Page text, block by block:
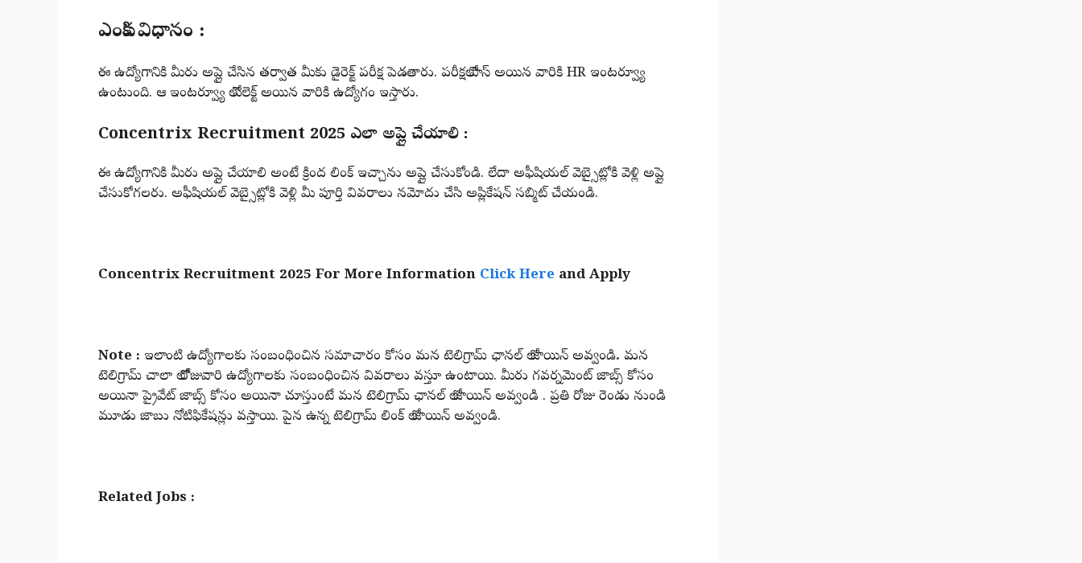
ఎంపిక విధానం :
ఈ ఉద్యోగానికి మీరు అప్లై చేసిన తర్వాత మీకు డైరెక్ట్ పరీక్ష పెడతారు. పరీక్షలో పాస్ అయిన వారికి HR ఇంటర్వ్యూ
ఉంటుంది. ఆ ఇంటర్వ్యూ లో సెలెక్ట్ అయిన వారికి ఉద్యోగం ఇస్తారు.
Concentrix Recruitment 2025 ఎలా అప్లై చేయాలి :
ఈ ఉద్యోగానికి మీరు అప్లై చేయాలి అంటే క్రింద లింక్ ఇచ్చాను అప్లై చేసుకోండి. లేదా అఫీషియల్ వెబ్సైట్లోకి వెళ్లి అప్లై
చేసుకోగలరు. అఫీషియల్ వెబ్సైట్లోకి వెళ్లి మీ పూర్తి వివరాలు నమోదు చేసి అప్లికేషన్ సబ్మిట్ చేయండి.
Concentrix Recruitment 2025 For More Information Click Here and Apply
Note : ఇలాంటి ఉద్యోగాలకు సంబంధించిన సమాచారం కోసం మన టెలిగ్రామ్ ఛానల్ లో జాయిన్ అవ్వండి. మన
టెలిగ్రామ్ చాలా లో రోజువారి ఉద్యోగాలకు సంబంధించిన వివరాలు వస్తూ ఉంటాయి. మీరు గవర్నమెంట్ జాబ్స్ కోసం
అయినా ప్రైవేట్ జాబ్స్ కోసం అయినా చూస్తుంటే మన టెలిగ్రామ్ ఛానల్ లో జాయిన్ అవ్వండి . ప్రతి రోజు రెండు నుండి
మూడు జాబు నోటిఫికేషన్లు వస్తాయి. పైన ఉన్న టెలిగ్రామ్ లింక్ లో జాయిన్ అవ్వండి.
Related Jobs :